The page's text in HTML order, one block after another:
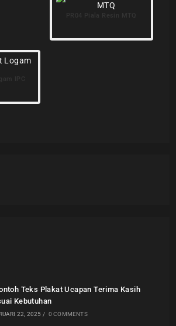
Teks Plakat Ucapan Terima Kasih
Kebutuhan
22, 2025 / 0 COMMENTS